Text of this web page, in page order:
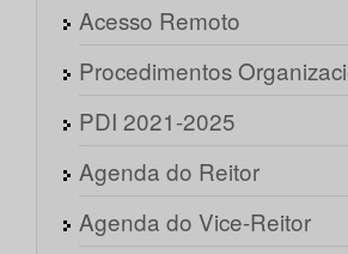
Acesso Remoto
Procedimentos
PDI 2021-2025
Agenda do Reitor
Agenda do Vice-Reitor